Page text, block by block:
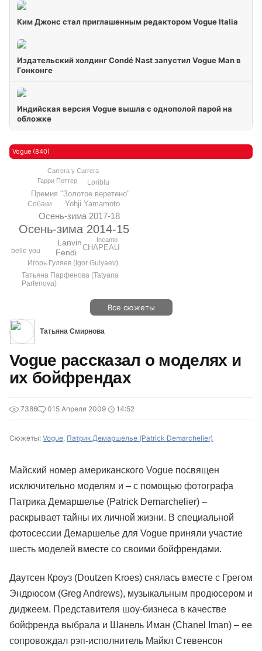
Ким Джонс стал приглашенным редактором Vogue Italia
Издательский холдинг Condé Nast запустил Vogue Man в
Гонконге
Индийская версия Vogue вышла с однополой парой на
обложке
Vogue (840)
Осень-зима 2014-15
Осень-зима 2017-18
Lanvin
Fendi
Yohji Yamamoto
Премия "Золотое веретено"
CHAPEAU
Игорь Гуляев (Igor Gulyaev)
Татьяна Парфенова (Tatyana
Parfenova)
Собаки
Loriblu
belle you
Гарри Поттер
Carrera y Carrera
Incanto
Все сюжеты
Татьяна Смирнова
Vogue рассказал о моделях и
их бойфрендах
7386 015 Апреля 2009 14:52
Сюжеты: Vogue, Патрик Демаршелье (Patrick Demarchelier)
Майский номер американского Vogue посвящен
исключительно моделям и – с помощью фотографа
Патрика Демаршелье (Patrick Demarchelier) –
раскрывает тайны их личной жизни. В специальной
фотосессии Демаршелье для Vogue приняли участие
шесть моделей вместе со своими бойфрендами.
Даутсен Кроуз (Doutzen Kroes) снялась вместе с Грегом
Эндрюсом (Greg Andrews), музыкальным продюсером и
диджеем. Представителя шоу-бизнеса в качестве
бойфренда выбрала и Шанель Иман (Chanel Iman) – ее
сопровождал рэп-исполнитель Майкл Стевенсон